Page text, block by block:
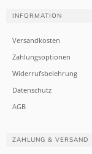
INFORMATION
Versandkosten
Zahlungsoptionen
Widerrufsbelehrung
Datenschutz
AGB
ZAHLUNG & VERSAND